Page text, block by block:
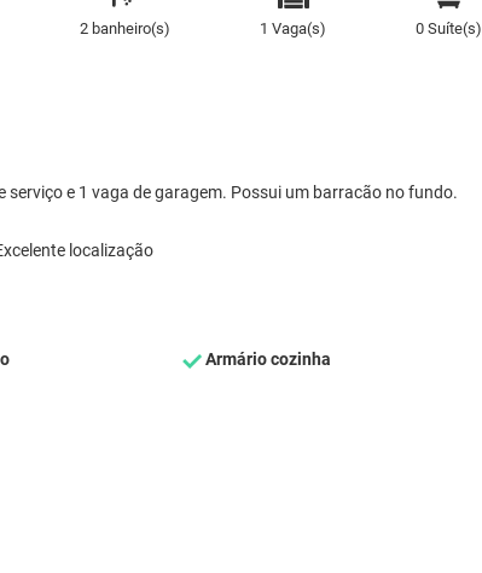
2 banheiro(s) 1 Vaga(s) 0 Suíte(s)
e 1 vaga de garagem. Possui um barracão no fundo.
localização
Armário cozinha